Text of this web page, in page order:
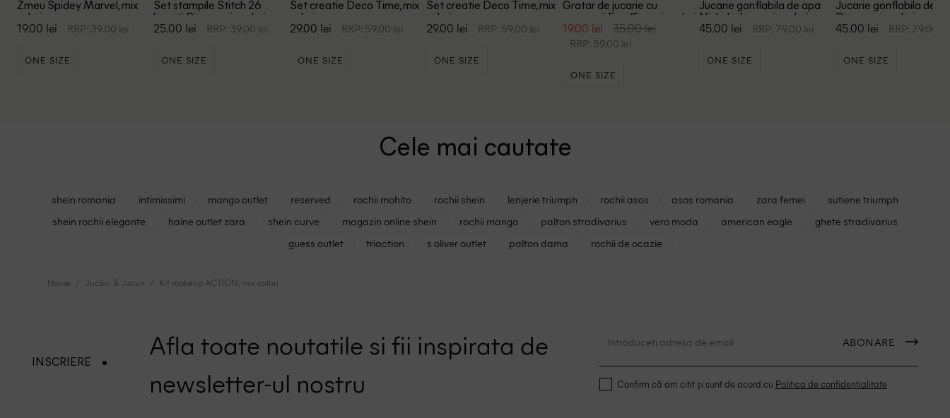
Zmeu Spidey Marvel, mix
culori
19.00 lei RRP: 39.00 lei
ONE SIZE
Set stampile Stitch 26
bucati Disney, mix culori
25.00 lei RRP: 39.00 lei
ONE SIZE
Set creatie Deco Time, mix
culori
29.00 lei RRP: 59.00 lei
ONE SIZE
Set creatie Deco Time, mix
culori
29.00 lei RRP: 59.00 lei
ONE SIZE
Gratar de jucarie cu
accesorii Ecoiffier, mix culori
19.00 lei 35.00 lei
RRP: 59.00 lei
ONE SIZE
Jucarie gonflabila de apa
Nickelodeon, mix culori
45.00 lei RRP: 79.00 lei
ONE SIZE
Jucarie gonflabila de
Disney, mix culori
45.00 lei RRP: 79.00 lei
ONE SIZE
Cele mai cautate
shein romania intimissimi mango outlet reserved rochii mohito rochii shein lenjerie triumph rochii asos asos romania zara femei
sutiene triumph
shein rochii elegante
haine outlet zara shein curve magazin online shein rochii mango palton stradivarius vero moda american eagle
ghete stradivarius
guess outlet
triaction s oliver outlet palton dama rochii de ocazie
Home Jucării & Jocuri Kit makeup ACTION, mix culori
INSCRIERE
Afla toate noutatile si fii inspirata de
newsletter-ul nostru
ABONARE
Confirm că am citit și sunt de acord cu Politica de confidentialitate